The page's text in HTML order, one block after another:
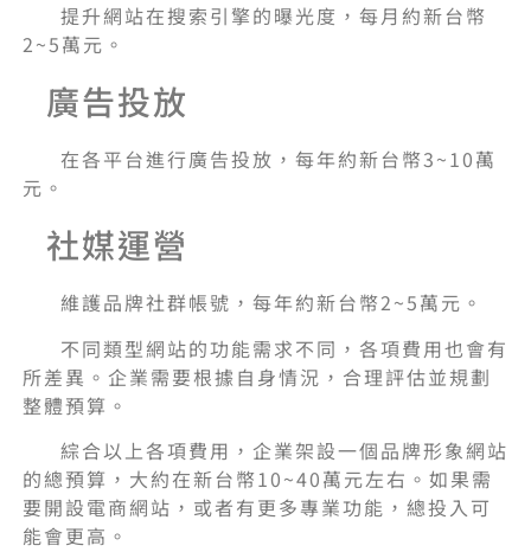
提升網站在搜索引擎的曝光度，每月約新台幣
2~5萬元。
廣告投放
在各平台進行廣告投放，每年約新台幣3~10萬
元。
社媒運營
維護品牌社群帳號，每年約新台幣2~5萬元。
不同類型網站的功能需求不同，各項費用也會有
所差異。企業需要根據自身情況，合理評估並規劃
整體預算。
綜合以上各項費用，企業架設一個品牌形象網站
的總預算，大約在新台幣10~40萬元左右。如果需
要開設電商網站，或者有更多專業功能，總投入可
能會更高。